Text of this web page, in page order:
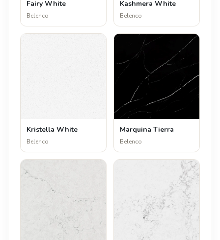
Fairy White
Belenco
Kashmera White
Belenco
Kristella White
Belenco
Marquina Tierra
Belenco